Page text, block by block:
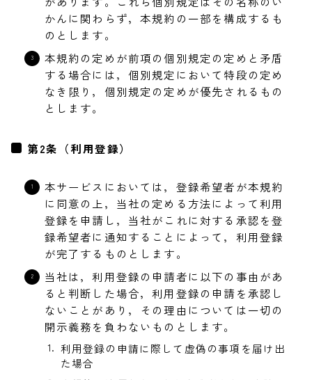
かんに関わらず，本規約の一部を構成するも
のとします。
本規約の定めが前項の個別規定の定めと矛盾
する場合には，個別規定において特段の定め
なき限り，個別規定の定めが優先されるもの
とします。
第2条（利用登録）
本サービスにおいては，登録希望者が本規約
に同意の上，当社の定める方法によって利用
登録を申請し，当社がこれに対する承認を登
録希望者に通知することによって，利用登録
が完了するものとします。
当社は，利用登録の申請者に以下の事由があ
ると判断した場合，利用登録の申請を承認し
ないことがあり，その理由については一切の
開示義務を負わないものとします。
利用登録の申請に際して虚偽の事項を届け出
た場合